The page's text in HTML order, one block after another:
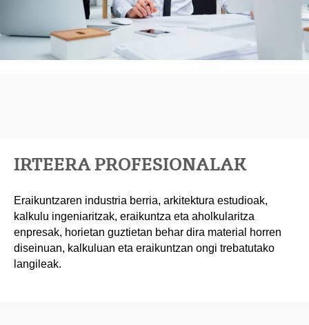
IRTEERA PROFESIONALAK
Eraikuntzaren industria berria, arkitektura estudioak,
kalkulu ingeniaritzak, eraikuntza eta aholkularitza
enpresak, horietan guztietan behar dira material horren
diseinuan, kalkuluan eta eraikuntzan ongi trebatutako
langileak.